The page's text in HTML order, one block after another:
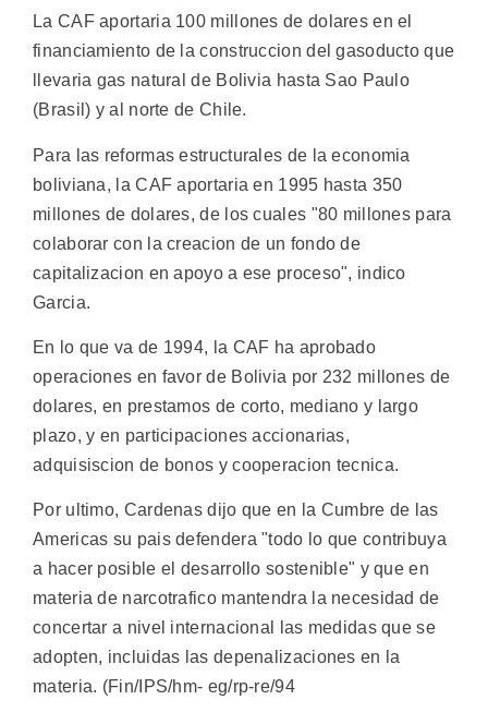
La CAF aportaria 100 millones de dolares en el
financiamiento de la construccion del gasoducto que
llevaria gas natural de Bolivia hasta Sao Paulo
(Brasil) y al norte de Chile.
Para las reformas estructurales de la economia
boliviana, la CAF aportaria en 1995 hasta 350
millones de dolares, de los cuales "80 millones para
colaborar con la creacion de un fondo de
capitalizacion en apoyo a ese proceso", indico
Garcia.
En lo que va de 1994, la CAF ha aprobado
operaciones en favor de Bolivia por 232 millones de
dolares, en prestamos de corto, mediano y largo
plazo, y en participaciones accionarias,
adquisiscion de bonos y cooperacion tecnica.
Por ultimo, Cardenas dijo que en la Cumbre de las
Americas su pais defendera "todo lo que contribuya
a hacer posible el desarrollo sostenible" y que en
materia de narcotrafico mantendra la necesidad de
concertar a nivel internacional las medidas que se
adopten, incluidas las depenalizaciones en la
materia. (Fin/IPS/hm- eg/rp-re/94